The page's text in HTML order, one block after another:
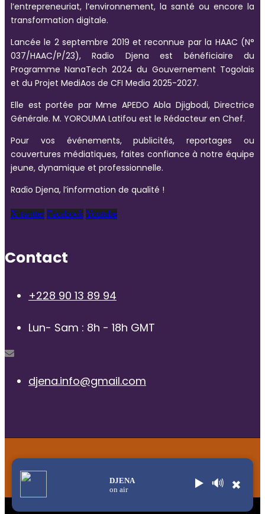
l’entrepreneuriat, l’environnement, la santé ou encore la
transformation digitale.
Lancée le 2 septembre 2019 et reconnue par la HAAC (N°
037/HAAC/P/23), Radio Djena est bénéficiaire du
Programme NanaTech 2024 du Gouvernement Togolais
et du Projet MediAos de CFI Media 2025-2027.
Elle est portée par Mme APEDO Abla Djigbodi, Directrice
Générale. M. YOROUMA Latifou est le Rédacteur en Chef.
Pour vos événements, publicités, reportages ou
couvertures médiatiques, faites confiance à notre équipe
jeune, dynamique et professionnelle.
Radio Djena, l’information de qualité !
X-twitter Facebook Youtube
Contact
+228 90 13 89 94
Lun- Sam : 8h - 18h GMT
djena.info@gmail.com
© 2025 | Radio Djena, tous droits reservés
DJENA
on air
▶️ 🔊 ✖